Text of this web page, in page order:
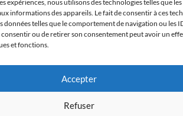
expériences, nous utilisons des technologies telles que
informations des appareils. Le fait de consentir à ces
données telles que le comportement de navigation ou les
consentir ou de retirer son consentement peut avoir un
et fonctions.
Accepter
Refuser